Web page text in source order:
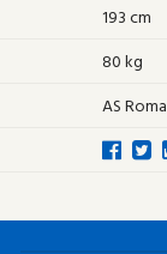
193 cm
80 kg
AS Roma